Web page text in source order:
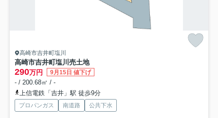
高崎市吉井町塩川
高崎市吉井町塩川売土地
290万円 9月15日 値下げ
- / 200.68㎡ / -
上信電鉄「吉井」駅 徒歩9分
プロパンガス 南道路 公共下水